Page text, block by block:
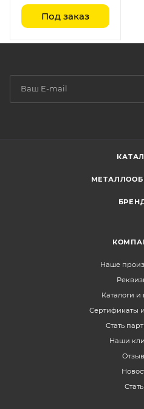
Под заказ
Наше
Каталоги
Сертификаты
Стать
Наши